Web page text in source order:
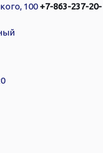
100 +7-863-237-20-